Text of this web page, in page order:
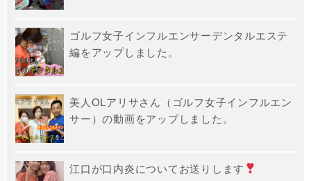
ゴルフ女子インフルエンサーデンタルエステ
編をアップしました。
美人OLアリサさん（ゴルフ女子インフルエン
サー）の動画をアップしました。
江口が口内炎についてお送りします